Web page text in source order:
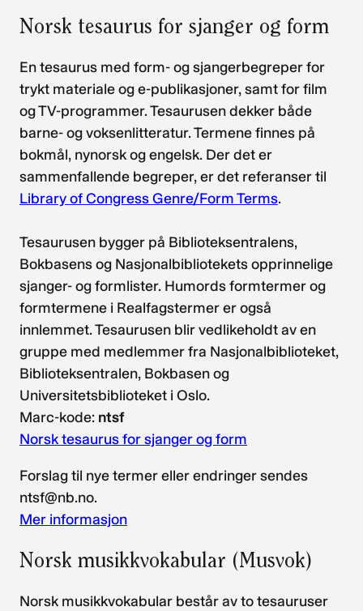
Norsk tesaurus for sjanger og form
En tesaurus med form- og sjangerbegreper for
trykt materiale og e-publikasjoner, samt for film
og TV-programmer. Tesaurusen dekker både
barne- og voksenlitteratur. Termene finnes på
bokmål, nynorsk og engelsk. Der det er
sammenfallende begreper, er det referanser til
Library of Congress Genre/Form Terms.
Tesaurusen bygger på Biblioteksentralens,
Bokbasens og Nasjonalbibliotekets opprinnelige
sjanger- og formlister. Humords formtermer og
formtermene i Realfagstermer er også
innlemmet. Tesaurusen blir vedlikeholdt av en
gruppe med medlemmer fra Nasjonalbiblioteket,
Biblioteksentralen, Bokbasen og
Universitetsbiblioteket i Oslo.
Marc-kode: ntsf
Norsk tesaurus for sjanger og form
Forslag til nye termer eller endringer sendes
ntsf@nb.no.
Mer informasjon
Norsk musikkvokabular (Musvok)
Norsk musikkvokabular består av to tesauruser